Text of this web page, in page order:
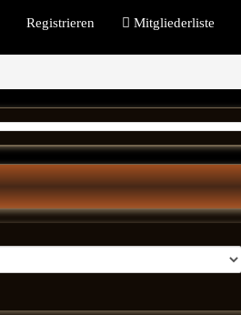
Registrieren Mitgliederliste